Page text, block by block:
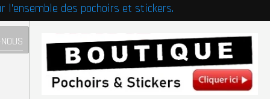
l'ensemble des pochoirs et stickers.